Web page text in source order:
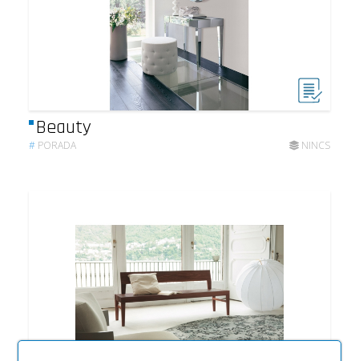
Beauty
# PORADA NINCS